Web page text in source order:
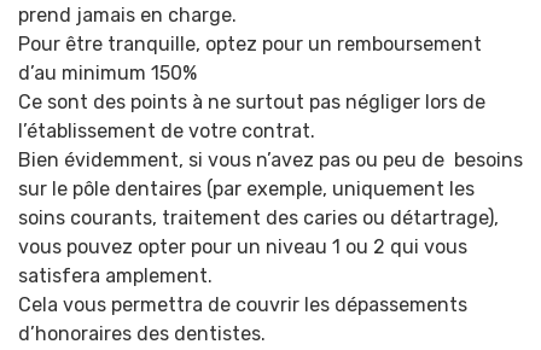
prend jamais en charge.
Pour être tranquille, optez pour un remboursement
d’au minimum 150%
Ce sont des points à ne surtout pas négliger lors de
l’établissement de votre contrat.
Bien évidemment, si vous n’avez pas ou peu de besoins
sur le pôle dentaires (par exemple, uniquement les
soins courants, traitement des caries ou détartrage),
vous pouvez opter pour un niveau 1 ou 2 qui vous
satisfera amplement.
Cela vous permettra de couvrir les dépassements
d’honoraires des dentistes.